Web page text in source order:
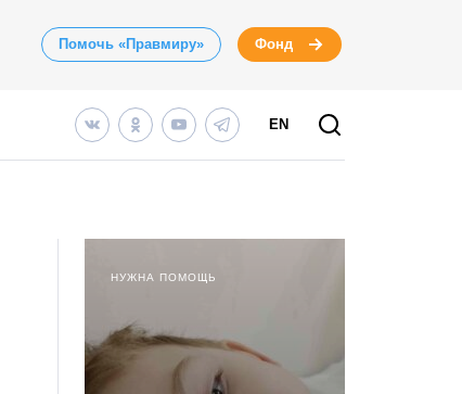
Помочь «Правмиру» Фонд
EN
НУЖНА ПОМОЩЬ